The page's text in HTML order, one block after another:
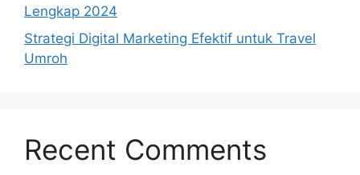
Lengkap 2024
Strategi Digital Marketing Efektif untuk Travel
Umroh
Recent Comments